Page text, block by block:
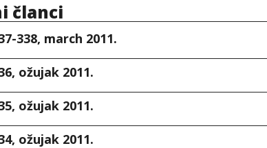
članci
338, march 2011.
ožujak 2011.
ožujak 2011.
ožujak 2011.